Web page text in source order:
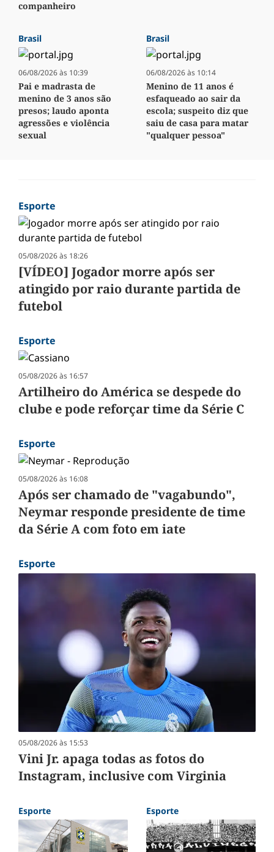
companheiro
Brasil
06/08/2026 às 10:39
Pai e madrasta de
menino de 3 anos são
presos; laudo aponta
agressões e violência
sexual
Brasil
06/08/2026 às 10:14
Menino de 11 anos é
esfaqueado ao sair da
escola; suspeito diz que
saiu de casa para matar
"qualquer pessoa"
Esporte
05/08/2026 às 18:26
[VÍDEO] Jogador morre após ser
atingido por raio durante partida de
futebol
Esporte
05/08/2026 às 16:57
Artilheiro do América se despede do
clube e pode reforçar time da Série C
Esporte
05/08/2026 às 16:08
Após ser chamado de "vagabundo",
Neymar responde presidente de time
da Série A com foto em iate
Esporte
05/08/2026 às 15:53
Vini Jr. apaga todas as fotos do
Instagram, inclusive com Virginia
Esporte Esporte